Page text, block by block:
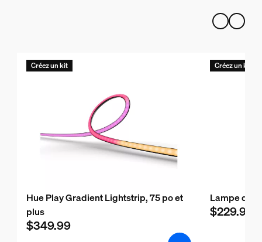
Créez un kit
Hue Play Gradient Lightstrip, 75 po et
plus
$349.99
Créez un kit
Lampe de
$229.99